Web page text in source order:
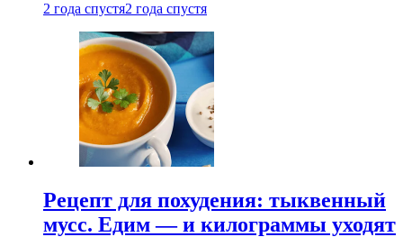
2 года спустя2 года спустя
Рецепт для похудения: тыквенный
мусс. Едим — и килограммы уходят